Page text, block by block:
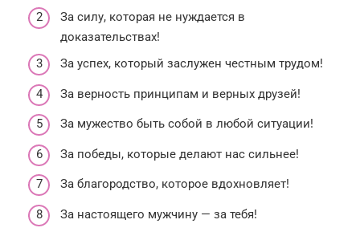
За силу, которая не нуждается в
доказательствах!
За успех, который заслужен честным трудом!
За верность принципам и верных друзей!
За мужество быть собой в любой ситуации!
За победы, которые делают нас сильнее!
За благородство, которое вдохновляет!
За настоящего мужчину — за тебя!